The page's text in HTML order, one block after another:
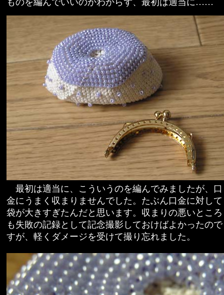
ものを編んでいいのかわからず、最初は適当に……
最初は適当に、こういうのを編んでみましたが、口
金にうまく収まりませんでした。たぶん口金に対して
袋が大きすぎたんだと思います。収まりの悪いところ
も失敗の記録として記念撮影しておけばよかったので
すが、軽くダメージを受けて撮り忘れました。